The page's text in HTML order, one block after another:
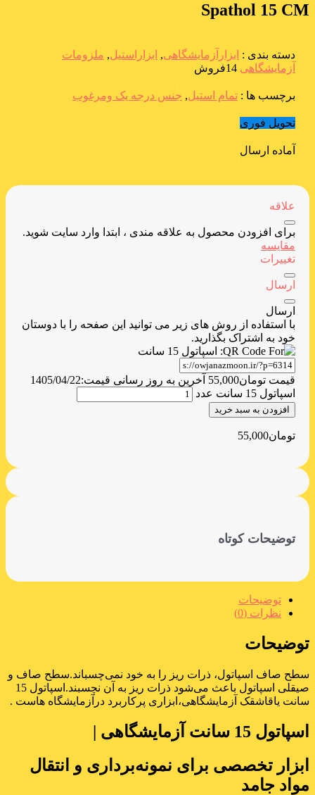
Spathol 15 CM
دسته بندی : ابزارآزمایشگاهی, ابزاراستیل, ملزومات
آزمایشگاهی 14فروش
برچسب ها : تمام استیل, جنس درجه یک ومرغوب
تحویل فوری
آماده ارسال
علاقه
برای افزودن محصول به علاقه مندی ، ابتدا وارد سایت شوید.
مقایسه
تغییرات
ارسال
ارسال
با استفاده از روش های زیر می توانید این صفحه را با دوستان
خود به اشتراک بگذارید.
قیمت تومان55,000 آخرین به روز رسانی قیمت:1405/04/22
اسپاتول 15 سانت عدد
افزودن به سبد خرید
تومان55,000
توضیحات کوتاه
توضیحات
نظرات (0)
توضیحات
سطح صاف اسپاتول، ذرات ریز را به خود نمی‌چسباند.سطح صاف و
صیقلی اسپاتول باعث می‌شود ذرات ریز به آن نچسبند.اسپاتول 15
سانت یاقاشقک آزمایشگاهی،ابزاری پرکاربرد درآزمایشگاه هاست .
اسپاتول 15 سانت آزمایشگاهی |
ابزار تخصصی برای نمونه‌برداری و انتقال
مواد جامد